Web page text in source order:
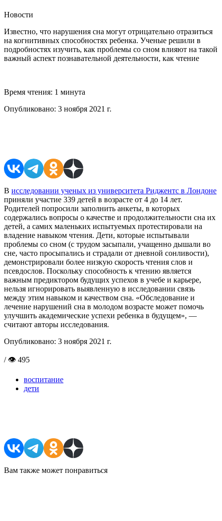
Новости
Известно, что нарушения сна могут отрицательно отразиться
на когнитивных способностях ребенка. Ученые решили в
подробностях изучить, как проблемы со сном влияют на такой
важный аспект познавательной деятельности, как чтение
Время чтения: 1 минута
Опубликовано: 3 ноября 2021 г.
В исследовании ученых из университета Риджентс в Лондоне
приняли участие 339 детей в возрасте от 4 до 14 лет.
Родителей попросили заполнить анкеты, в которых
содержались вопросы о качестве и продолжительности сна их
детей, а самих маленьких испытуемых протестировали на
владение навыком чтения. Дети, которые испытывали
проблемы со сном (с трудом засыпали, учащенно дышали во
сне, часто просыпались и страдали от дневной сонливости),
демонстрировали более низкую скорость чтения слов и
псевдослов. Поскольку способность к чтению является
важным предиктором будущих успехов в учебе и карьере,
нельзя игнорировать выявленную в исследовании связь
между этим навыком и качеством сна. «Обследование и
лечение нарушений сна в молодом возрасте может помочь
улучшить академические успехи ребенка в будущем», —
считают авторы исследования.
Опубликовано: 3 ноября 2021 г.
/ 👁 495
воспитание
дети
Вам также может понравиться